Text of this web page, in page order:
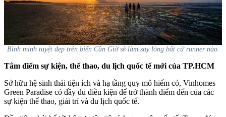
Bình minh tuyệt đẹp trên biển Cần Giờ sẽ làm say lòng bất cứ runner nào.
Tâm điểm sự kiện, thể thao, du lịch quốc tế mới của TP.HCM
Sở hữu hệ sinh thái tiện ích và hạ tầng quy mô hiếm có, Vinhomes
Green Paradise có đầy đủ điều kiện để trở thành điểm đến của các
sự kiện thể thao, giải trí và du lịch quốc tế.